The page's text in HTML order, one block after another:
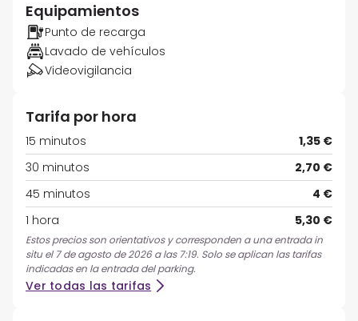
Equipamientos
Punto de recarga
Lavado de vehículos
Videovigilancia
Tarifa por hora
15 minutos
1,35 €
30 minutos
2,70 €
45 minutos
4 €
1 hora
5,30 €
Estos precios son orientativos y corresponden a una entrada in
situ el 7 de agosto de 2026 a las 7:19. Solo se aplican las tarifas
indicadas en la entrada del parking.
Ver todas las tarifas